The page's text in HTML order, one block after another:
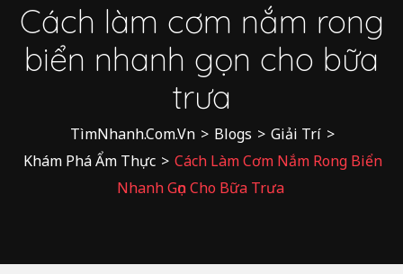
Cách làm cơm nắm rong
biển nhanh gọn cho bữa
trưa
TìmNhanh.Com.Vn > Blogs > Giải Trí >
Khám Phá Ẩm Thực > Cách Làm Cơm Nắm Rong Biển
Nhanh Gọn Cho Bữa Trưa